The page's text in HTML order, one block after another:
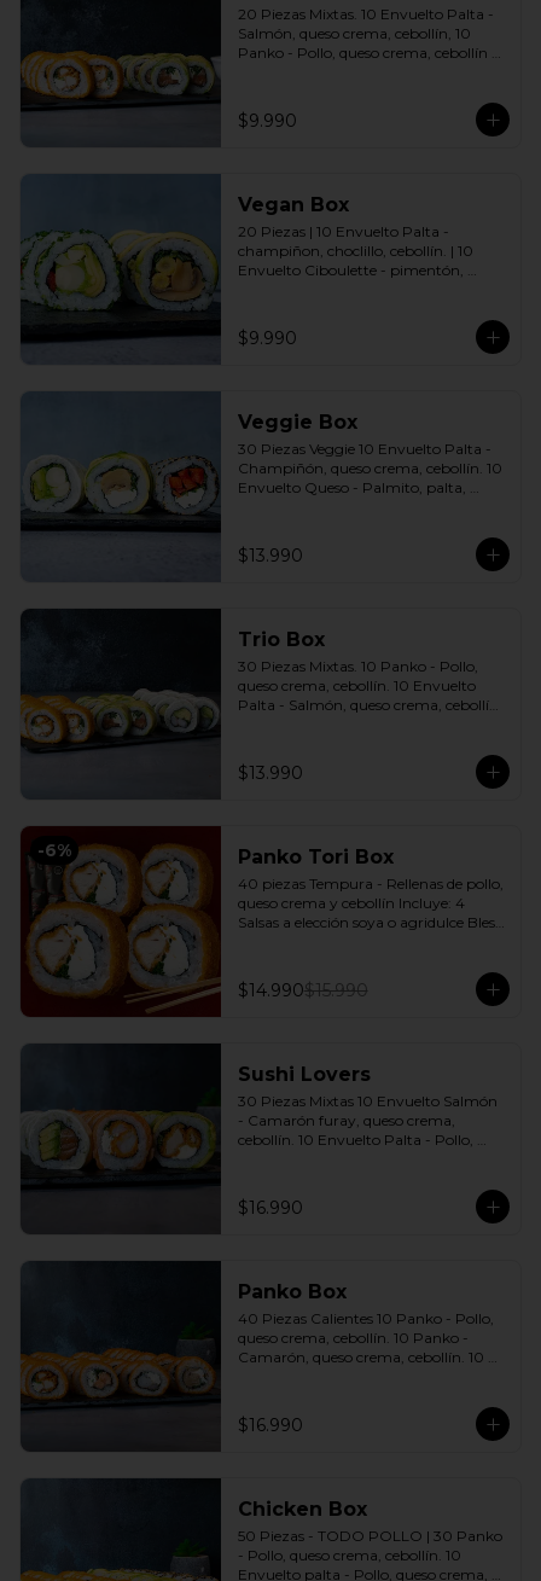
20 Piezas Mixtas. 10 Envuelto Palta -
Salmón, queso crema, cebollín, 10
Panko - Pollo, queso crema, cebollín
$9.990
Vegan Box
20 Piezas | 10 Envuelto Palta -
champiñon, choclillo, cebollín. | 10
Envuelto Ciboulette - pimentón,
palitos
$9.990
Veggie Box
30 Piezas Veggie 10 Envuelto Palta -
Champiñón, queso crema, cebollín. 10
Envuelto Queso - Palmito, palta,
Incluye: 3 Salsas a elección soya o
agridulce Bless + 2 palitos
$13.990
Trio Box
30 Piezas Mixtas. 10 Panko - Pollo,
queso crema, cebollín. 10 Envuelto
Palta - Salmón, queso crema, cebollín.
agridulce Bless + 2 palitos
$13.990
-6% Panko Tori Box
40 piezas Tempura - Rellenas de pollo,
queso crema y cebollín Incluye: 4
Salsas a elección soya o agridulce Bless
$14.990$15.990
Sushi Lovers
30 Piezas Mixtas 10 Envuelto Salmón
- Camarón furay, queso crema,
cebollín. 10 Envuelto Palta - Pollo,
Incluye: 3 Salsas a elección soya o
agridulce Bless + 2 palitos
$16.990
Panko Box
40 Piezas Calientes 10 Panko - Pollo,
queso crema, cebollín. 10 Panko -
Camarón, queso crema, cebollín. 10
queso crema, cebollín. Incluye: 4 Salsas
a elección soya o agridulce Bless + 2
$16.990
Chicken Box
50 Piezas - TODO POLLO | 30 Panko
- Pollo, queso crema, cebollín. 10
Envuelto palta - Pollo, queso crema,